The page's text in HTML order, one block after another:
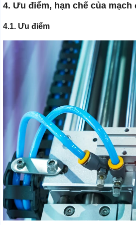
4. Ưu điểm, hạn chế của
4.1. Ưu điểm